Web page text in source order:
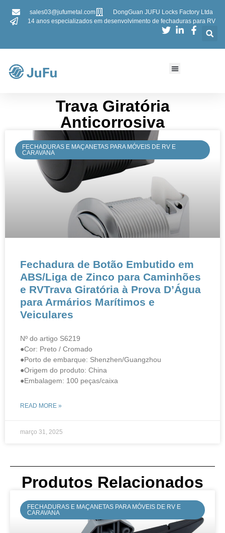
sales03@jufumetal.com
DongGuan JUFU Locks Factory Ltda
14 anos especializados em desenvolvimento de fechaduras para RV
Trava Giratória
Anticorrosiva
FECHADURAS E MAÇANETAS PARA MÓVEIS DE RV E
CARAVANA
Fechadura de Botão Embutido em
ABS/Liga de Zinco para Caminhões
e RVTrava Giratória à Prova D’Água
para Armários Marítimos e
Veiculares
Nº do artigo S6219
●Cor: Preto / Cromado
●Porto de embarque: Shenzhen/Guangzhou
●Origem do produto: China
●Embalagem: 100 peças/caixa
READ MORE »
março 31, 2025
Produtos Relacionados
FECHADURAS E MAÇANETAS PARA MÓVEIS DE RV E
CARAVANA